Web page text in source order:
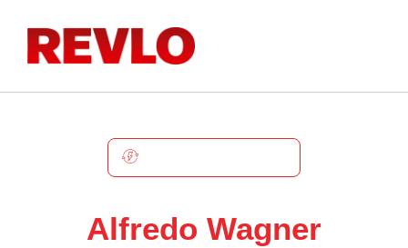
Alfredo Wagner